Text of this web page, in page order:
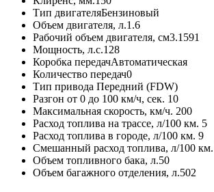
Тип двигателяБензиновый
Объем двигателя, л.1.6
Рабочий объем двигателя, см3.1591
Мощность, л.с.128
Коробка передачАвтоматическая
Количество передач0
Тип привода Передний (FDW)
Разгон от 0 до 100 км/ч, сек. 10
Максимальная скорость, км/ч. 200
Расход топлива на трассе, л/100 км. 5
Расход топлива в городе, л/100 км. 9
Смешанный расход топлива, л/100 км.
Объем топливного бака, л.50
Объем багажного отделения, л.502